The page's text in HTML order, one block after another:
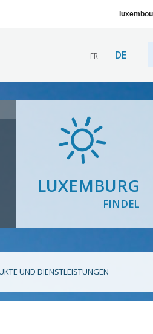
FR DE
LUXEMBURG
FINDEL
UND DIENSTLEISTUNGEN